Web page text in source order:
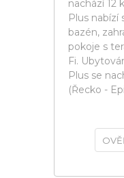
nachází 12
Plus nabízí
bazén,
pokoje s
Fi.
Plus se
(Řecko -